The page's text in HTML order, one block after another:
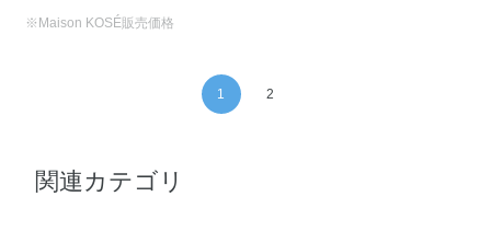
※Maison KOSÉ販売価格
1 2
関連カテゴリ